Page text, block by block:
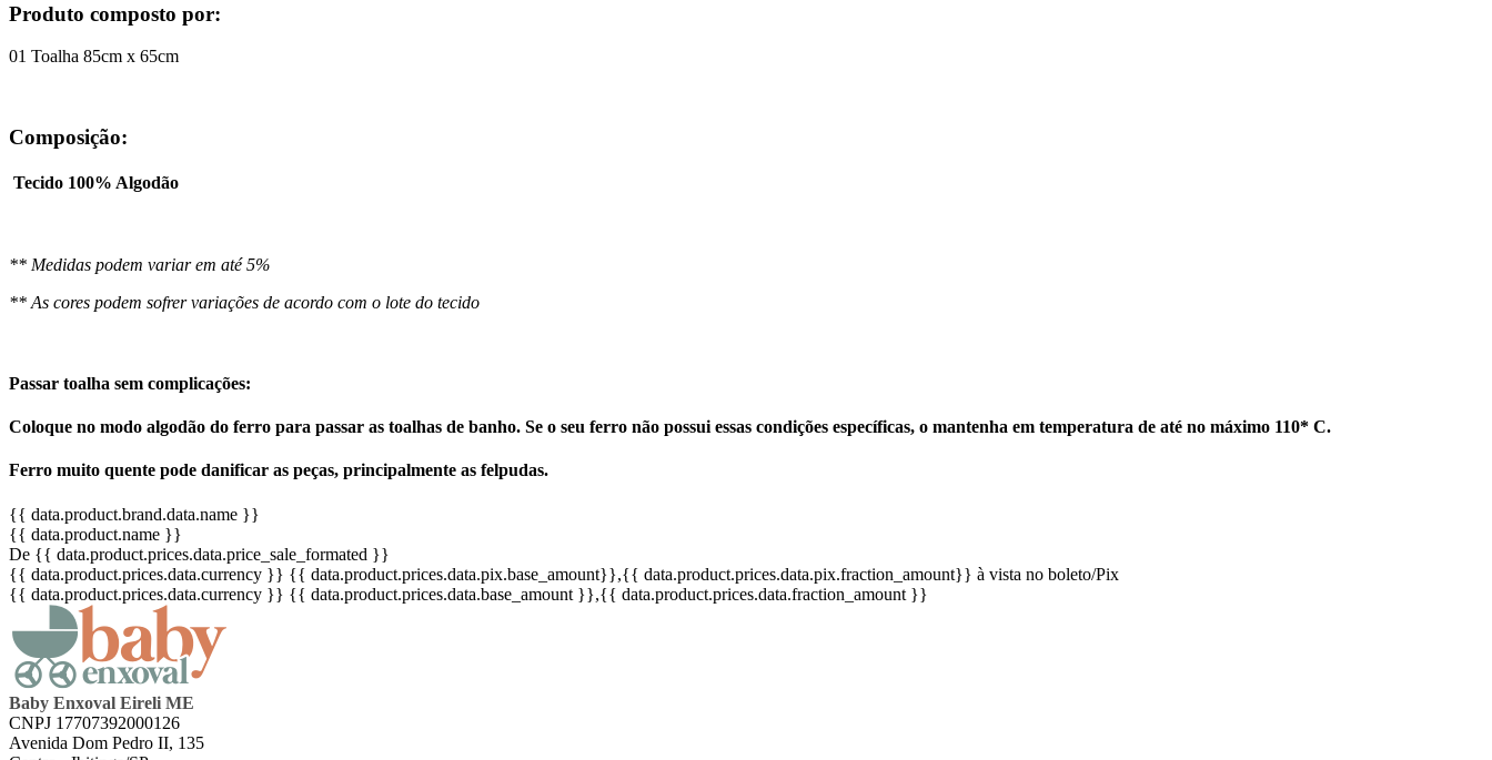
Produto composto por:
01 Toalha 85cm x 65cm
Composição:
Tecido 100% Algodão
** Medidas podem variar em até 5%
** As cores podem sofrer variações de acordo com o lote do tecido
Passar toalha sem complicações:
Coloque no modo algodão do ferro para passar as toalhas de banho. Se o seu ferro não possui essas condições específicas, o mantenha em temperatura de até no máximo 110* C.
Ferro muito quente pode danificar as peças, principalmente as felpudas.
{{ data.product.brand.data.name }}
{{ data.product.name }}
De {{ data.product.prices.data.price_sale_formated }}
{{ data.product.prices.data.currency }} {{ data.product.prices.data.pix.base_amount}},{{ data.product.prices.data.pix.fraction_amount}} à vista no boleto/Pix
{{ data.product.prices.data.currency }} {{ data.product.prices.data.base_amount }},{{ data.product.prices.data.fraction_amount }}
Baby Enxoval Eireli ME
CNPJ 17707392000126
Avenida Dom Pedro II, 135